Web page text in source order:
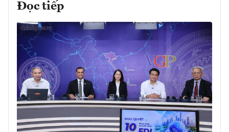
Đọc tiếp